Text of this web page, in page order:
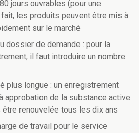
jours ouvrables (pour une
les produits peuvent être mis à
sur le marché
dossier de demande : pour la
il faut introduire un nombre
plus longue : un enregistrement
approbation de la substance active
renouvelée tous les dix ans
de travail pour le service